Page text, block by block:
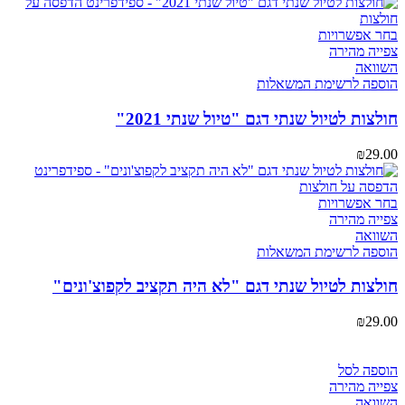
בעמוד
בחר אפשרויות
מספר
ניתן
לבחור
האפשרויות
בעמוד
המוצר
צפייה מהירה
השוואה
הוספה לרשימת המשאלות
חולצות לטיול שנתי דגם "טיול שנתי 2021"
₪29.00
בחר אפשרויות
מספר
ניתן
צפייה מהירה
השוואה
הוספה לרשימת המשאלות
חולצות לטיול שנתי דגם "לא היה תקציב לקפוצ'ונים"
₪29.00
הוספה לסל
צפייה מהירה